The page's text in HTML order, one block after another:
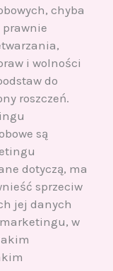
chyba
prawnie
i wolności
do
roszczeń.
są
dotyczą, ma
sprzeciw
jej danych
w